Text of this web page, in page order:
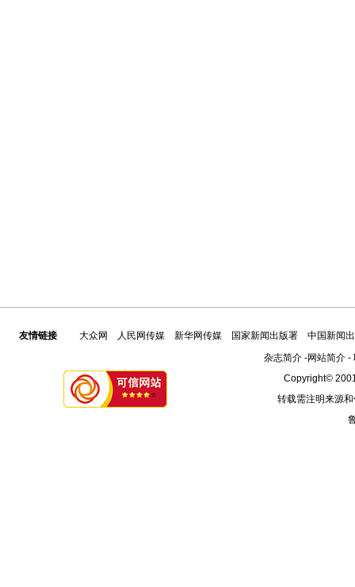
友情链接 大众网 人民网传媒 新华网传媒 国家新闻出版署
中国新闻
杂志简介-网站简介-
Copyright©
转载需注明来源